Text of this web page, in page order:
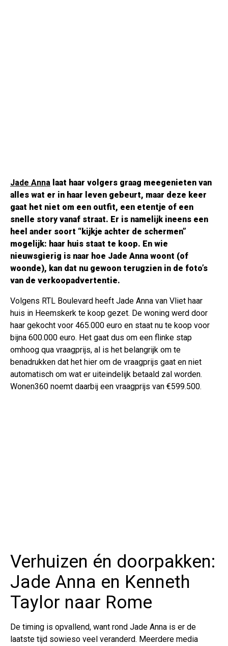
Jade Anna laat haar volgers graag meegenieten van
alles wat er in haar leven gebeurt, maar deze keer
gaat het niet om een outfit, een etentje of een
snelle story vanaf straat. Er is namelijk ineens een
heel ander soort “kijkje achter de schermen”
mogelijk: haar huis staat te koop. En wie
nieuwsgierig is naar hoe Jade Anna woont (of
woonde), kan dat nu gewoon terugzien in de foto’s
van de verkoopadvertentie.
Volgens RTL Boulevard heeft Jade Anna van Vliet haar
huis in Heemskerk te koop gezet. De woning werd door
haar gekocht voor 465.000 euro en staat nu te koop voor
bijna 600.000 euro. Het gaat dus om een flinke stap
omhoog qua vraagprijs, al is het belangrijk om te
benadrukken dat het hier om de vraagprijs gaat en niet
automatisch om wat er uiteindelijk betaald zal worden.
Wonen360 noemt daarbij een vraagprijs van €599.500.
Verhuizen én doorpakken:
Jade Anna en Kenneth
Taylor naar Rome
De timing is opvallend, want rond Jade Anna is er de
laatste tijd sowieso veel veranderd. Meerdere media